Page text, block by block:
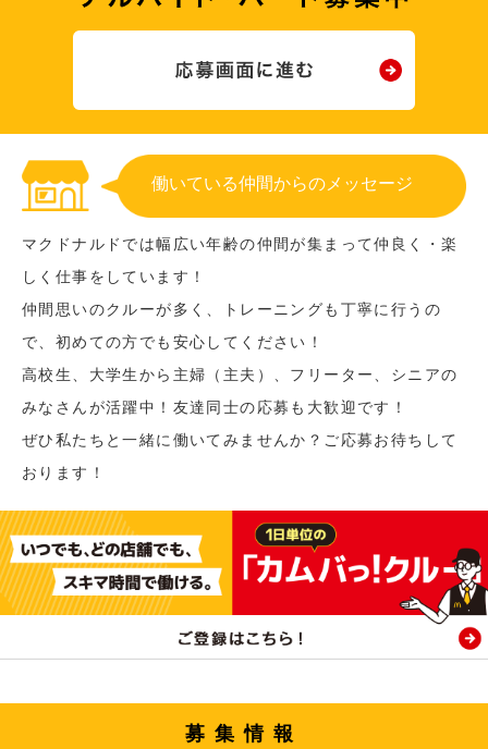
働いている仲間からのメッセージ
マクドナルドでは幅広い年齢の仲間が集まって仲良く・楽
しく仕事をしています！
仲間思いのクルーが多く、トレーニングも丁寧に行うの
で、初めての方でも安心してください！
高校生、大学生から主婦（主夫）、フリーター、シニアの
みなさんが活躍中！友達同士の応募も大歓迎です！
ぜひ私たちと一緒に働いてみませんか？ご応募お待ちして
おります！
募集情報